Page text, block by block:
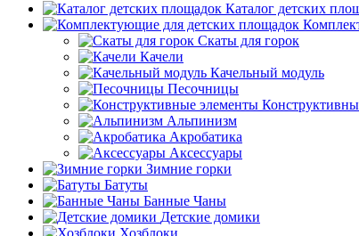
Каталог детских
Скаты для горок
Качели
Качельный модуль
Песочницы
Альпинизм
Акробатика
Аксессуары
Зимние горки
Батуты
Банные Чаны
Детские домики
Хозблоки